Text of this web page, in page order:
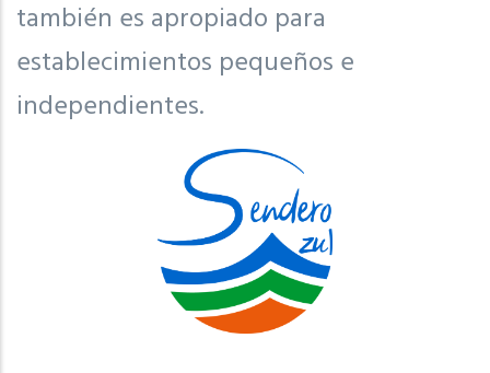
también es apropiado para
establecimientos pequeños e
independientes.